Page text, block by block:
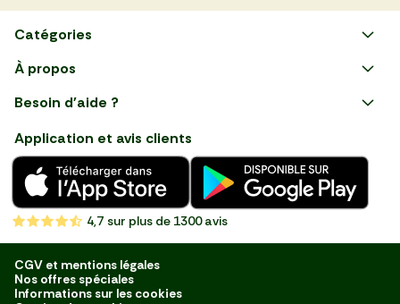
Catégories
Faire ses courses en ligne
Nouveautés
Fruits
Légumes
Boucherie
Charcuterie
Poissonnerie
À propos
et savoir-faire français en
choisissant notre service de
livraison de produits frais et
de qualité, livrés directement
chez vous. Une expérience
de courses en ligne pensée
pour vous.
Besoin d'aide ?
Application et avis clients
4,7 sur plus de 1300 avis
CGV et mentions légales
Nos offres spéciales
Informations sur les cookies